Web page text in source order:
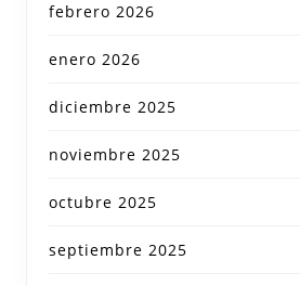
febrero 2026
enero 2026
diciembre 2025
noviembre 2025
octubre 2025
septiembre 2025